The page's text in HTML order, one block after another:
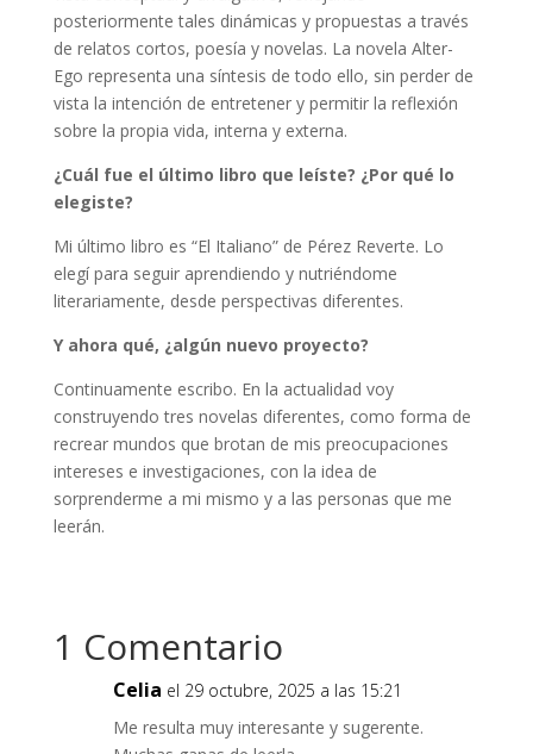
posteriormente tales dinámicas y propuestas a través
de relatos cortos, poesía y novelas. La novela Alter-
Ego representa una síntesis de todo ello, sin perder de
vista la intención de entretener y permitir la reflexión
sobre la propia vida, interna y externa.
¿Cuál fue el último libro que leíste? ¿Por qué lo
elegiste?
Mi último libro es “El Italiano” de Pérez Reverte. Lo
elegí para seguir aprendiendo y nutriéndome
literariamente, desde perspectivas diferentes.
Y ahora qué, ¿algún nuevo proyecto?
Continuamente escribo. En la actualidad voy
construyendo tres novelas diferentes, como forma de
recrear mundos que brotan de mis preocupaciones
intereses e investigaciones, con la idea de
sorprenderme a mi mismo y a las personas que me
leerán.
1 Comentario
Celia el 29 octubre, 2025 a las 15:21
Me resulta muy interesante y sugerente.